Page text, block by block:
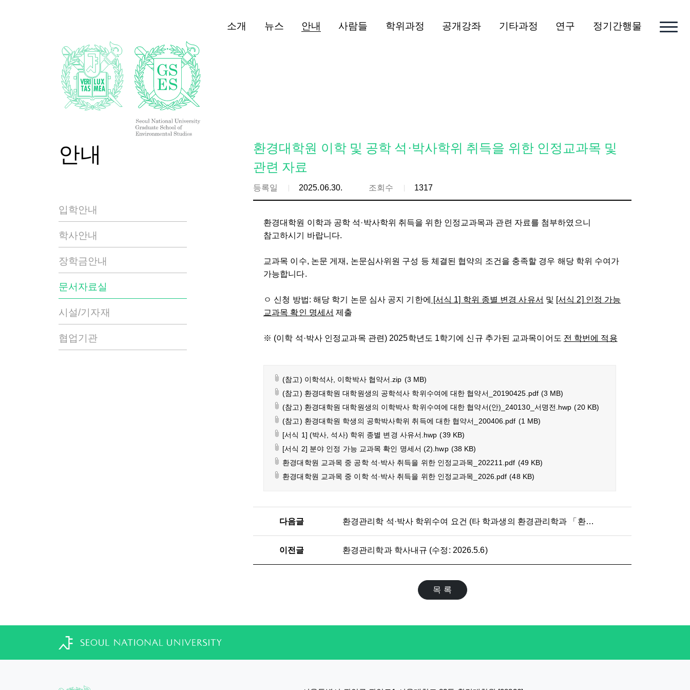
소개 뉴스 안내 사람들 학위과정 공개강좌 기타과정 연구 정기간행물
안내
입학안내
학사안내
장학금안내
문서자료실
시설/기자재
협업기관
환경대학원 이학 및 공학 석·박사학위 취득을 위한 인정교과목 및
관련 자료
등록일 2025.06.30. 조회수 1317
환경대학원 이학과 공학 석·박사학위 취득을 위한 인정교과목과 관련 자료를 첨부하였으니
참고하시기 바랍니다.
교과목 이수, 논문 게재, 논문심사위원 구성 등 체결된 협약의 조건을 충족할 경우 해당 학위 수여가
가능합니다.
ㅇ 신청 방법: 해당 학기 논문 심사 공지 기한에 [서식 1] 학위 종별 변경 사유서 및 [서식 2] 인정 가능
교과목 확인 명세서 제출
※ (이학 석·박사 인정교과목 관련) 2025학년도 1학기에 신규 추가된 교과목이어도 전 학번에 적용
(참고) 이학석사, 이학박사 협약서.zip (3 MB)
(참고) 환경대학원 대학원생의 공학석사 학위수여에 대한 협약서_20190425.pdf (3 MB)
(참고) 환경대학원 대학원생의 이학박사 학위수여에 대한 협약서(안)_240130_서명전.hwp (20 KB)
(참고) 환경대학원 학생의 공학박사학위 취득에 대한 협약서_200406.pdf (1 MB)
[서식 1] (박사, 석사) 학위 종별 변경 사유서.hwp (39 KB)
[서식 2] 분야 인정 가능 교과목 확인 명세서 (2).hwp (38 KB)
환경대학원 교과목 중 공학 석·박사 취득을 위한 인정교과목_202211.pdf (49 KB)
환경대학원 교과목 중 이학 석·박사 취득을 위한 인정교과목_2026.pdf (48 KB)
다음글 환경관리학 석·박사 학위수여 요건 (타 학과생의 환경관리학과 「환경관리학 석박사」 학위 수여 요건) (개정: 2025.5.6)
이전글 환경관리학과 학사내규 (수정: 2026.5.6)
목 록